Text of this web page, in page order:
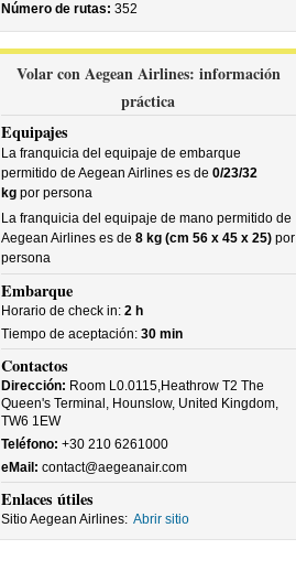
Número de rutas: 352
Volar con Aegean Airlines: información
práctica
Equipajes
La franquicia del equipaje de embarque
permitido de Aegean Airlines es de 0/23/32
kgpor persona
La franquicia del equipaje de mano permitido de
Aegean Airlines es de 8 kg (cm 56 x 45 x 25)por
persona
Embarque
Horario de check in: 2 h
Tiempo de aceptación: 30 min
Contactos
Dirección: Room L0.0115,Heathrow T2 The
Queen's Terminal, Hounslow, United Kingdom,
TW6 1EW
Teléfono: +30 210 6261000
eMail: contact@aegeanair.com
Enlaces útiles
Sitio Aegean Airlines: Abrir sitio